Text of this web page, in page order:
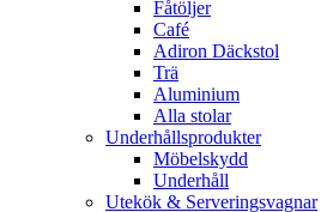
Fåtöljer
Café
Adiron Däckstol
Trä
Aluminium
Alla stolar
Underhållsprodukter
Möbelskydd
Underhåll
Utekök & Serveringsvagnar